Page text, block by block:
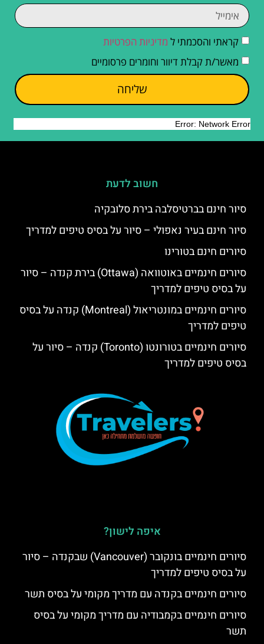
קראתי והסכמתי ל מדיניות הפרטיות
מאשר/ת קבלת דיוור וחומרים פרסומיים
שליחה
חשוב לדעת
סיור חינם בברטיסלבה בירת סלובקיה
סיור חינם בעיר נאפולי – סיור על בסיס טיפים למדריך
סיורים חינם בטורינו
סיורים חינמיים באוטוואה (Ottawa) בירת קנדה – סיור
על בסיס טיפים למדריך
סיורים חינמיים במונטריאול (Montreal) קנדה על בסיס
טיפים למדריך
סיורים חינמיים בטורונטו (Toronto) קנדה – סיור על
בסיס טיפים למדריך
איפה לישון?
סיורים חינמיים בונקובר (Vancouver) שבקנדה – סיור
על בסיס טיפים למדריך
סיורים חינמיים בקנדה עם מדריך מקומי על בסיס תשר
סיורים חינמיים בקמבודיה עם מדריך מקומי על בסיס
תשר